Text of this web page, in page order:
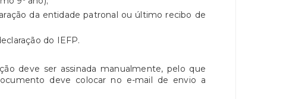
da entidade patronal ou último recibo de
do IEFP.
deve ser assinada manualmente, pelo que
deve colocar no e-mail de envio a